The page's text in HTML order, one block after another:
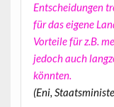
Entscheidungen
für das eigene
Vorteile für z.B.
jedoch auch
könnten.
(Eni,